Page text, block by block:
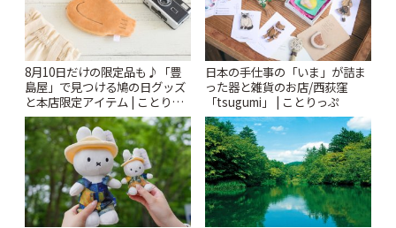
8月10日だけの限定品も♪「豊
島屋」で見つける鳩の日グッズ
と本店限定アイテム | ことりっ
ぷ
日本の手仕事の「いま」が詰ま
った器と雑貨のお店/西荻窪
「tsugumi」 | ことりっぷ